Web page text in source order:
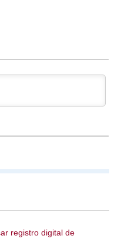
registro digital de